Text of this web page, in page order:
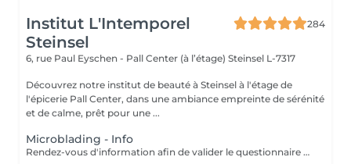
Institut L'Intemporel
Steinsel
284
6, rue Paul Eyschen - Pall Center (à l’étage) Steinsel L-7317
Découvrez notre institut de beauté à Steinsel à l'étage de
l'épicerie Pall Center, dans une ambiance empreinte de sérénité
et de calme, prêt pour une ...
Microblading - Info
Rendez-vous d'information afin de valider le questionnaire médical et les contre-indications, validation de la couleur et de la forme des sourcils, réponses aux éventuelles interrogations. L'acompte sera restitué entièrement lors de votre venue, si vous n'annulez pas il sera conservé.